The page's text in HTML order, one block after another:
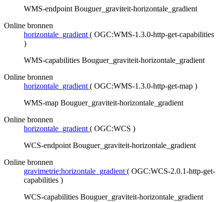
WMS-endpoint Bouguer_graviteit-horizontale_gradient
Online bronnen
horizontale_gradient ( OGC:WMS-1.3.0-http-get-capabilities
)
WMS-capabilities Bouguer_graviteit-horizontale_gradient
Online bronnen
horizontale_gradient ( OGC:WMS-1.3.0-http-get-map )
WMS-map Bouguer_graviteit-horizontale_gradient
Online bronnen
horizontale_gradient ( OGC:WCS )
WCS-endpoint Bouguer_graviteit-horizontale_gradient
Online bronnen
gravimetrie:horizontale_gradient ( OGC:WCS-2.0.1-http-get-
capabilities )
WCS-capabilities Bouguer_graviteit-horizontale_gradient